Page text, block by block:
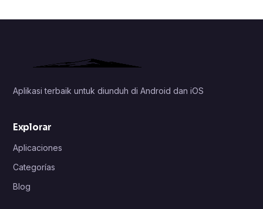
Aplikasi terbaik untuk diunduh di Android dan iOS
Explorar
Aplicaciones
Categorías
Blog